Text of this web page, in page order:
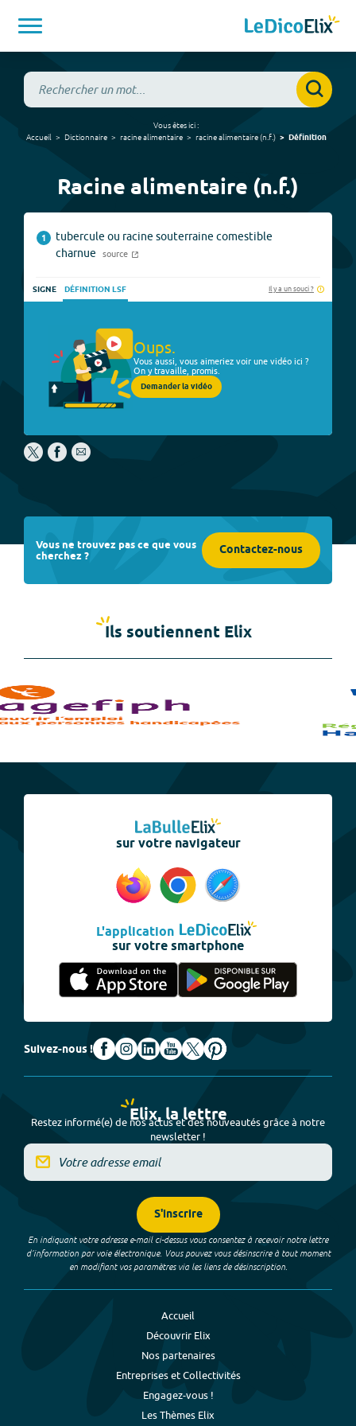
Vous êtes ici :
Accueil
Dictionnaire racine alimentaire racine alimentaire(n.f.) Définition
Racine alimentaire (n.f.)
1
tubercule ou racine souterraine comestible
charnue
source
SIGNE DÉFINITION LSF Il y a un souci ?
Oups.
Vous aussi, vous aimeriez voir une vidéo ici ?
On y travaille, promis.
Demander la vidéo
Vous ne trouvez pas ce que vous
cherchez ? Contactez-nous
Ils soutiennent Elix
sur votre navigateur
L'application
sur votre smartphone
Suivez-nous !
Elix, la lettre
Restez informé(e) de nos actus et des nouveautés grâce à notre
newsletter !
S'inscrire
En indiquant votre adresse e-mail ci-dessus vous consentez à recevoir notre lettre
d’information par voie électronique. Vous pouvez vous désinscrire à tout moment
en modifiant vos paramètres via les liens de désinscription.
Accueil
Découvrir Elix
Nos partenaires
Entreprises et Collectivités
Engagez-vous !
Les Thèmes Elix